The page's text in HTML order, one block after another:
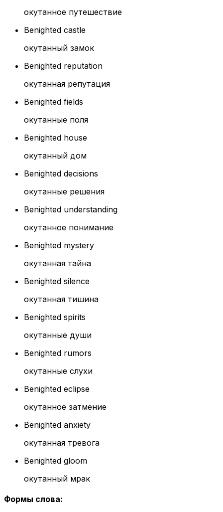
окутанное путешествие
Benighted castle
окутанный замок
Benighted reputation
окутанная репутация
Benighted fields
окутанные поля
Benighted house
окутанный дом
Benighted decisions
окутанные решения
Benighted understanding
окутанное понимание
Benighted mystery
окутанная тайна
Benighted silence
окутанная тишина
Benighted spirits
окутанные души
Benighted rumors
окутанные слухи
Benighted eclipse
окутанное затмение
Benighted anxiety
окутанная тревога
Benighted gloom
окутанный мрак
Формы слова: